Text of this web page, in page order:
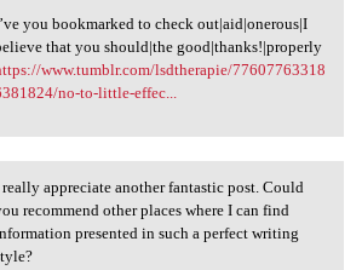
you bookmarked to check
you bookmarked to check out|aid|onerous|I
that you should|the good|thanks!|properly
www.tumblr.com/lsdtherapie/77607763318
no-to-little-effec...
appreciate another
appreciate another fantastic post. Could
recommend other places where I can find
presented in such a perfect writing